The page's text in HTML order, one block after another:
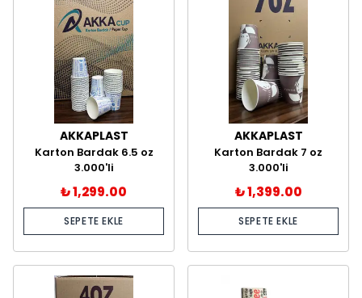
AKKAPLAST
Karton Bardak 6.5 oz
3.000'li
₺ 1,299.00
SEPETE EKLE
AKKAPLAST
Karton Bardak 7 oz
3.000'li
₺ 1,399.00
SEPETE EKLE